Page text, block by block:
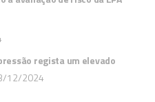
regista um elevado
12/2024